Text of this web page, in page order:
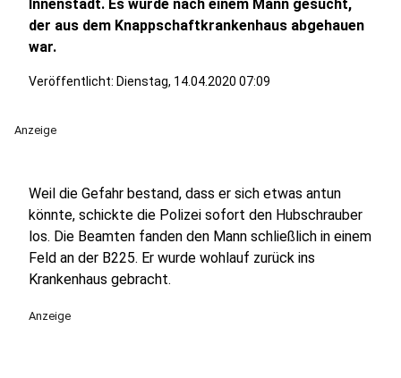
Innenstadt. Es wurde nach einem Mann gesucht,
der aus dem Knappschaftkrankenhaus abgehauen
war.
Veröffentlicht: Dienstag, 14.04.2020 07:09
Anzeige
Weil die Gefahr bestand, dass er sich etwas antun
könnte, schickte die Polizei sofort den Hubschrauber
los. Die Beamten fanden den Mann schließlich in einem
Feld an der B225. Er wurde wohlauf zurück ins
Krankenhaus gebracht.
Anzeige